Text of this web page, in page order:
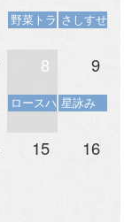
野菜トランプ体験会
さしすせそ
8 9
ロースハム講座
星詠み
15 16